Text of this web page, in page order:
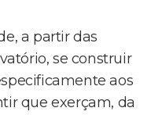
a partir das
se construir
aos
que exerçam, da